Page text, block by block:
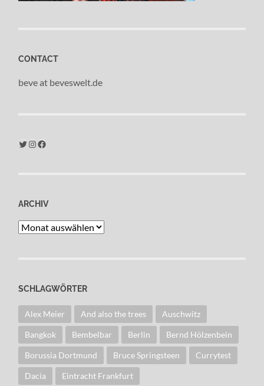
CONTACT
beve at beveswelt.de
Twitter Instagram Facebook
ARCHIV
Archiv
SCHLAGWÖRTER
Alex Meier And also the trees Auschwitz
Bangkok Bembelbar Berlin Bernd Hölzenbein
Borussia Dortmund Bruce Springsteen Currytest
Dacia Eintracht Frankfurt